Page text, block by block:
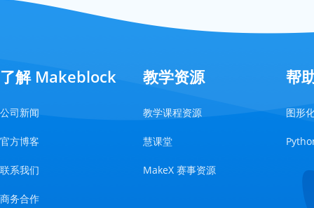
了解 Makeblock
公司新闻
官方博客
联系我们
商务合作
教学资源
教学课程资源
慧课堂
MakeX 赛事资源
帮
图形